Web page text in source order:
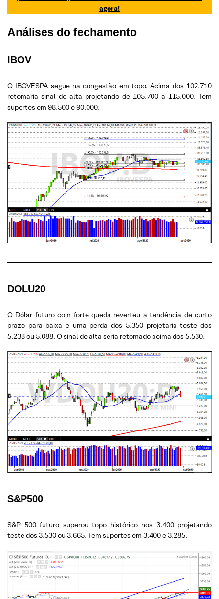
agora!
Análises do fechamento
IBOV
O IBOVESPA segue na congestão em topo. Acima dos 102.710
retomaria sinal de alta projetando de 105.700 a 115.000. Tem
suportes em 98.500 e 90.000.
DOLU20
O Dólar futuro com forte queda reverteu a tendência de curto
prazo para baixa e uma perda dos 5.350 projetaria teste dos
5.238 ou 5.088. O sinal de alta seria retomado acima dos 5.530.
S&P500
S&P 500 futuro superou topo histórico nos 3.400 projetando
teste dos 3.530 ou 3.665. Tem suportes em 3.400 e 3.285.